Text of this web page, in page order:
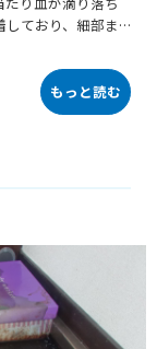
ており、細部ま
作業完了しまし
もっと読む